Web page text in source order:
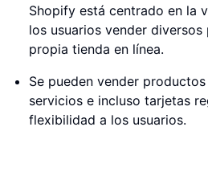
Shopify está centrado en la
los usuarios vender
propia tienda en línea.
Se pueden vender
servicios e incluso tarjetas
flexibilidad a los usuarios.